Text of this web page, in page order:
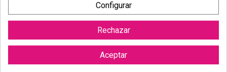
Reviews (0)
Configurar
Rechazar
Aceptar